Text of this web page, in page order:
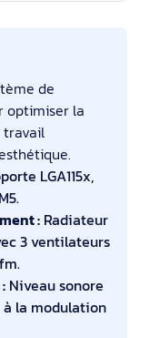
de
optimiser la
travail
LGA115x,
: Radiateur
3 ventilateurs
Niveau sonore
à la modulation